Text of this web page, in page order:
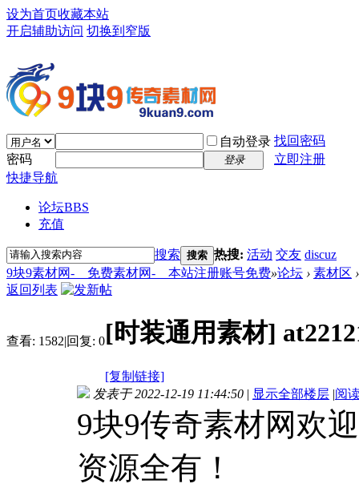
设为首页收藏本站
开启辅助访问 切换到窄版
自动登录 找回密码
密码
登录
立即注册
快捷导航
论坛BBS
充值
搜索 搜索 热搜: 活动 交友 discuz
9块9素材网-＿免费素材网-＿本站注册账号免费»论坛 › 素材区 ›
返回列表
查看: 1582|回复: 0[时装通用素材]
[复制链接]
发表于 2022-12-19 11:44:50 | 显示全部楼层 |阅
9块9传奇素材网欢
资源全有！